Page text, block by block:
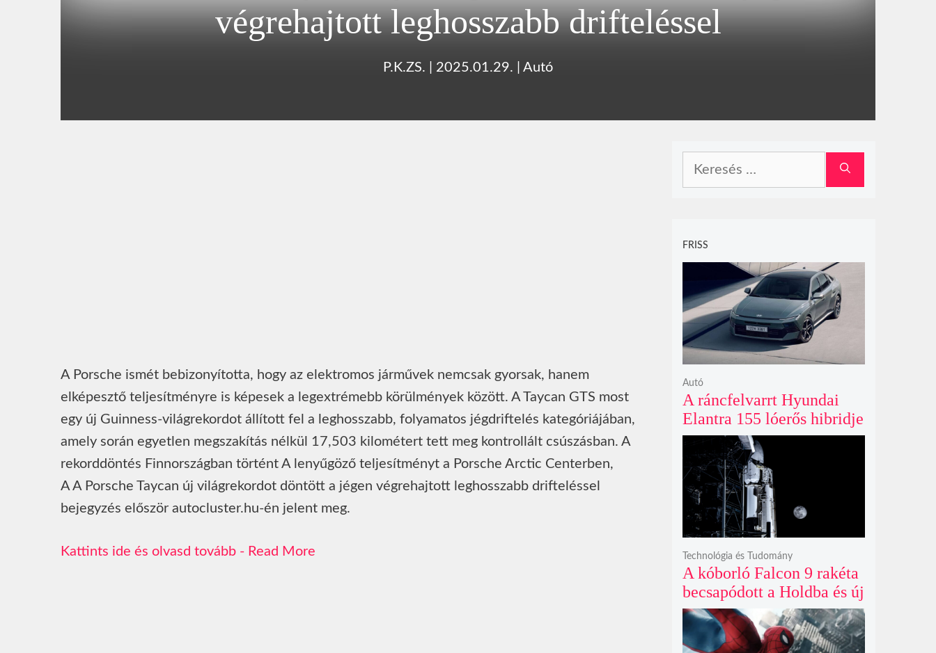
végrehajtott leghosszabb drifteléssel
P.K.ZS. 2025.01.29. Autó
A Porsche ismét bebizonyította, hogy az elektromos járművek nemcsak gyorsak, hanem
elképesztő teljesítményre is képesek a legextrémebb körülmények között. A Taycan GTS most
egy új Guinness-világrekordot állított fel a leghosszabb, folyamatos jégdriftelés kategóriájában,
amely során egyetlen megszakítás nélkül 17,503 kilométert tett meg kontrollált csúszásban. A
rekorddöntés Finnországban történt A lenyűgöző teljesítményt a Porsche Arctic Centerben,
A A Porsche Taycan új világrekordot döntött a jégen végrehajtott leghosszabb drifteléssel
bejegyzés először autocluster.hu-én jelent meg.
Read More
FRISS
A ráncfelvarrt Hyundai
Elantra 155 lóerős hibridje
és prémium utastere
komoly belsőtéri ugrást
hoz
Autó
A kóborló Falcon 9 rakéta
becsapódott a Holdba és új
krátert hagyott maga után
Technológia és Tudomány